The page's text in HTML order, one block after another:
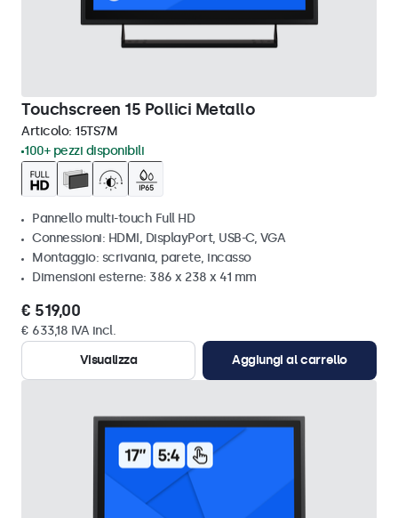
Touchscreen 15 Pollici Metallo
Articolo: 15TS7M
100+ pezzi disponibili
Pannello multi-touch Full HD
Connessioni: HDMI, DisplayPort, USB-C, VGA
Montaggio: scrivania, parete, incasso
Dimensioni esterne: 386 x 238 x 41 mm
€ 519,00
€ 633,18 IVA incl.
Visualizza
Aggiungi al carrello